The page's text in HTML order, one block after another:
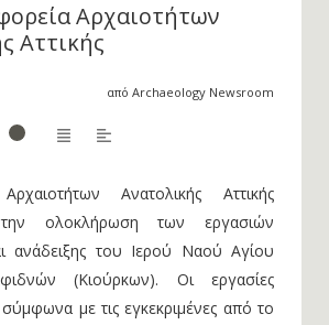
Αρχαιοτήτων
Αττικής
από Archaeology Newsroom
Ανατολικής Αττικής
την ολοκλήρωση των εργασιών
ανάδειξης του Ιερού Ναού Αγίου
(Κιούρκων). Οι εργασίες
με τις εγκεκριμένες από το